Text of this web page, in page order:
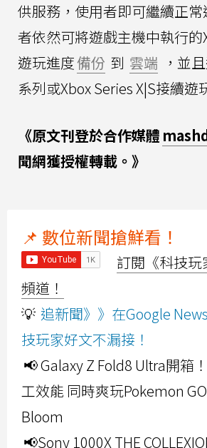
供服務，使用者即可繼續正
者依然可將遊戲主機中執行的
遊玩進度備份 到 雲端 ，並
系列或Xbox Series X|S接續遊
《原文刊登於合作媒體
聞網獲授權轉載。》
📌 數位新聞搶鮮看！
訂閱《科技玩
頻道！
💡 追新聞》》在Google
技玩家好文不漏接！
📢 Galaxy Z Fold8 Ultra開箱
工效能 同時爽玩Pokemon
Bloom
📢Sony 1000X THE